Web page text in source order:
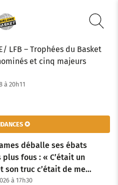
LFB – Trophées du Basket
et cinq majeurs
à 20h11
✪
déballe ses ébats
fous : « C’était un
son truc c’était de me…
à 17h30